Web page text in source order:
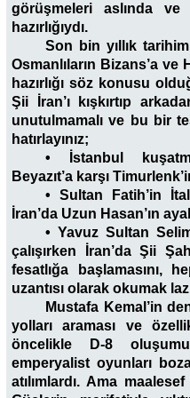
görüşmeleri aslında ve
hazırlığıydı.
Son bin yıllık
Osmanlıların Bizans’a ve
hazırlığı söz konusu
Şii İran’ı kışkırtıp
unutulmamalı ve bu bir
hatırlayınız;
• İstanbul
Beyazıt’a karşı
• Sultan Fatih’in
İran’da Uzun Hasan’ın
• Yavuz Sultan
çalışırken İran’da Şii
fesatlığa başlamasını,
uzantısı olarak okumak
Mustafa Kemal’in
yolları araması ve
öncelikle D-8
emperyalist oyunları
atılımlardı. Ama